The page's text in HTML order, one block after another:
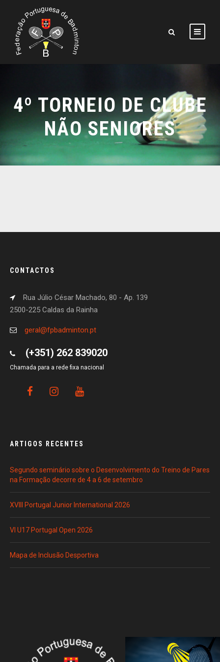
4º TORNEIO DE CLUBE
NÃO SENIORES
CONTACTOS
Rua Júlio César Machado, 80 - Ap. 139
2500-225 Caldas da Rainha
geral@fpbadminton.pt
(+351) 262 839020
Chamada para a rede fixa nacional
ARTIGOS RECENTES
Segundo seminário sobre o Desenvolvimento do Treino de Pares
na Formação decorre de 4 a 6 de setembro
XVIII Portugal Junior International 2026
VI U17 Portugal Open 2026
Mapa de Inclusão Desportiva